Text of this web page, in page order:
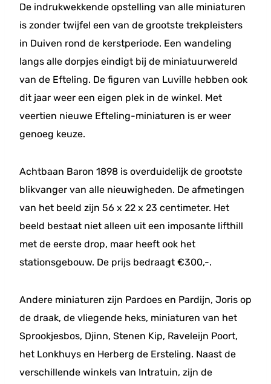
De indrukwekkende opstelling van alle miniaturen
is zonder twijfel een van de grootste trekpleisters
in Duiven rond de kerstperiode. Een wandeling
langs alle dorpjes eindigt bij de miniatuurwereld
van de Efteling. De figuren van Luville hebben ook
dit jaar weer een eigen plek in de winkel. Met
veertien nieuwe Efteling-miniaturen is er weer
genoeg keuze.
Achtbaan Baron 1898 is overduidelijk de grootste
blikvanger van alle nieuwigheden. De afmetingen
van het beeld zijn 56 x 22 x 23 centimeter. Het
beeld bestaat niet alleen uit een imposante lifthill
met de eerste drop, maar heeft ook het
stationsgebouw. De prijs bedraagt €300,-.
Andere miniaturen zijn Pardoes en Pardijn, Joris op
de draak, de vliegende heks, miniaturen van het
Sprookjesbos, Djinn, Stenen Kip, Raveleijn Poort,
het Lonkhuys en Herberg de Ersteling. Naast de
verschillende winkels van Intratuin, zijn de